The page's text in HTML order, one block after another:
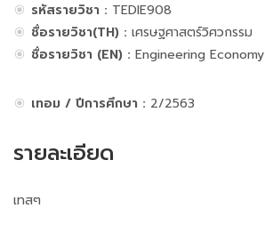
รหัสรายวิชา : TEDIE908
ชื่อรายวิชา(TH) : เศรษฐศาสตร์วิศวกรรม
ชื่อรายวิชา (EN) : Engineering Economy
เทอม / ปีการศึกษา : 2/2563
รายละเอียด
เทสๆ